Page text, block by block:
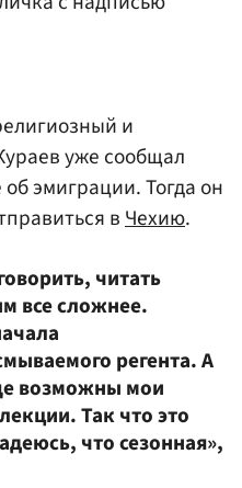
и
уже сообщал
эмиграции. Тогда он
вЧехию.
читать
все сложнее.
регента. А
возможны мои
Так что это
что сезонная»,